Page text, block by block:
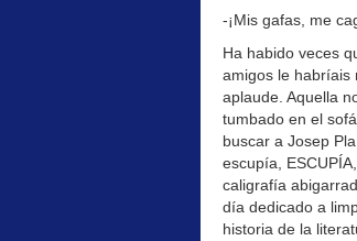
-¡Mis gafas, me
Ha habido veces
amigos le habríais
aplaude. Aquella
tumbado en el
buscar a Josep
escupía,
caligrafía
día dedicado a
historia de la